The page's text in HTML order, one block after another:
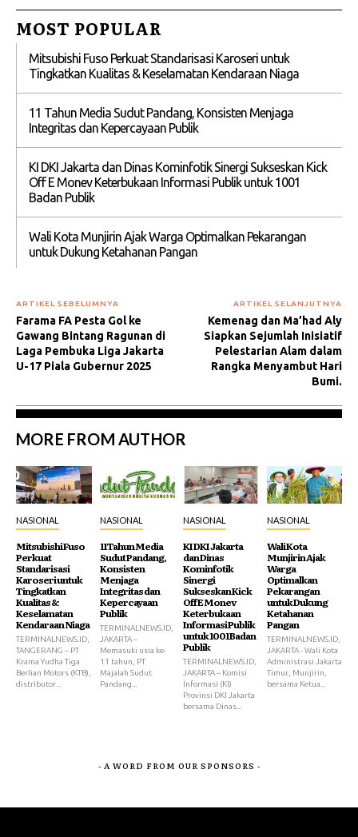
MOST POPULAR
Mitsubishi Fuso Perkuat Standarisasi Karoseri untuk
Tingkatkan Kualitas & Keselamatan Kendaraan Niaga
11 Tahun Media Sudut Pandang, Konsisten Menjaga
Integritas dan Kepercayaan Publik
KI DKI Jakarta dan Dinas Kominfotik Sinergi Sukseskan Kick
Off E Monev Keterbukaan Informasi Publik untuk 1001
Badan Publik
Wali Kota Munjirin Ajak Warga Optimalkan Pekarangan
untuk Dukung Ketahanan Pangan
ARTIKEL SEBELUMNYA
Farama FA Pesta Gol ke
Gawang Bintang Ragunan di
Laga Pembuka Liga Jakarta
U-17 Piala Gubernur 2025
ARTIKEL SELANJUTNYA
Kemenag dan Ma’had Aly
Siapkan Sejumlah Inisiatif
Pelestarian Alam dalam
Rangka Menyambut Hari
Bumi.
MORE FROM AUTHOR
NASIONAL
Mitsubishi Fuso
Perkuat
Standarisasi
Karoseri untuk
Tingkatkan
Kualitas &
Keselamatan
Kendaraan Niaga
TERMINALNEWS.ID,
TANGERANG – PT
Krama Yudha Tiga
Berlian Motors (KTB),
distributor...
NASIONAL
11 Tahun Media
Sudut Pandang,
Konsisten
Menjaga
Integritas dan
Kepercayaan
Publik
TERMINALNEWS.ID,
JAKARTA –
Memasuki usia ke-
11 tahun, PT
Majalah Sudut
Pandang...
NASIONAL
KI DKI Jakarta
dan Dinas
Kominfotik
Sinergi
Sukseskan Kick
Off E Monev
Keterbukaan
Informasi Publik
untuk 1001 Badan
Publik
TERMINALNEWS.ID,
JAKARTA – Komisi
Informasi (KI)
Provinsi DKI Jakarta
bersama Dinas...
NASIONAL
Wali Kota
Munjirin Ajak
Warga
Optimalkan
Pekarangan
untuk Dukung
Ketahanan
Pangan
TERMINALNEWS.ID,
JAKARTA - Wali Kota
Administrasi Jakarta
Timur, Munjirin,
bersama Ketua...
- A WORD FROM OUR SPONSORS -